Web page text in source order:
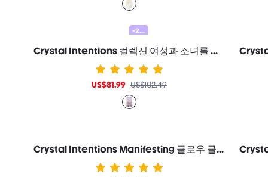
-20%
Crystal Intentions 컬렉션 여성과 소녀를 위한 브랜드 뷰티 코스메틱 메이크업
US$81.99 US$102.49
Crystal Intentions Manifesting 글로우 글리터 아이섀도우-Clear Quartz 여성과 소녀를 위한 브랜드 뷰티 코스메틱 메이크업